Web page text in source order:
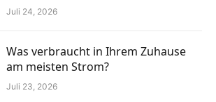
Juli 24, 2026
Was verbraucht in Ihrem Zuhause
am meisten Strom?
Juli 23, 2026